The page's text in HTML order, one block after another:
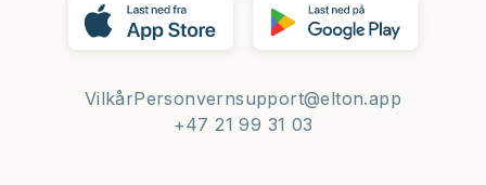
VilkårPersonvernsupport@elton.app
+47 21 99 31 03